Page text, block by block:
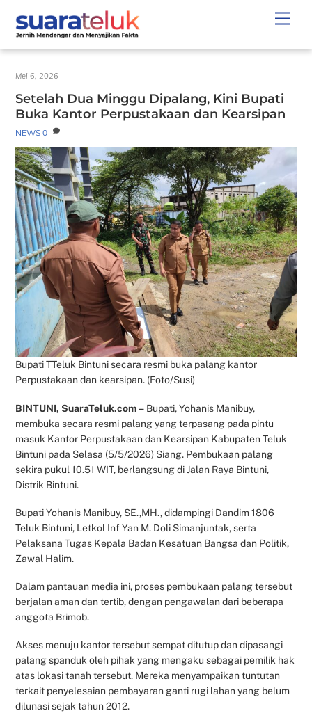
content
Mei 6, 2026
Setelah Dua Minggu Dipalang, Kini Bupati
Buka Kantor Perpustakaan dan Kearsipan
NEWS 0
Bupati TTeluk Bintuni secara resmi buka palang kantor
Perpustakaan dan kearsipan. (Foto/Susi)
BINTUNI, SuaraTeluk.com – Bupati, Yohanis Manibuy,
membuka secara resmi palang yang terpasang pada pintu
masuk Kantor Perpustakaan dan Kearsipan Kabupaten Teluk
Bintuni pada Selasa (5/5/2026) Siang. Pembukaan palang
sekira pukul 10.51 WIT, berlangsung di Jalan Raya Bintuni,
Distrik Bintuni.
Bupati Yohanis Manibuy, SE.,MH., didampingi Dandim 1806
Teluk Bintuni, Letkol Inf Yan M. Doli Simanjuntak, serta
Pelaksana Tugas Kepala Badan Kesatuan Bangsa dan Politik,
Zawal Halim.
Dalam pantauan media ini, proses pembukaan palang tersebut
berjalan aman dan tertib, dengan pengawalan dari beberapa
anggota Brimob.
Akses menuju kantor tersebut sempat ditutup dan dipasangi
palang spanduk oleh pihak yang mengaku sebagai pemilik hak
atas lokasi tanah tersebut. Mereka menyampaikan tuntutan
terkait penyelesaian pembayaran ganti rugi lahan yang belum
dilunasi sejak tahun 2012.